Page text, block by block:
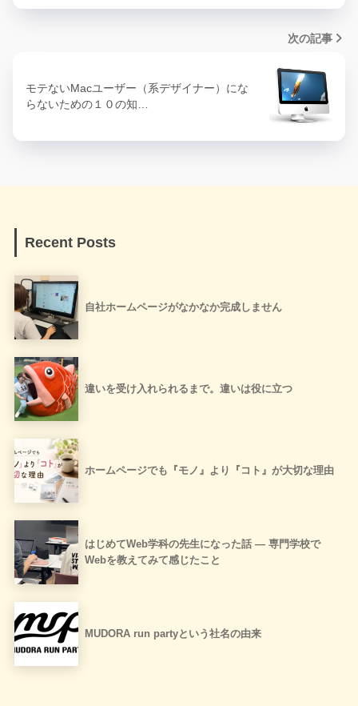
次の記事
モテないMacユーザー（系デザイナー）にな
らないための１０の知…
Recent Posts
自社ホームページがなかなか完成しません
違いを受け入れられるまで。違いは役に立つ
ホームページでも『モノ』より『コト』が大切な理由
はじめてWeb学科の先生になった話 ― 専門学校で
Webを教えてみて感じたこと
MUDORA run partyという社名の由来